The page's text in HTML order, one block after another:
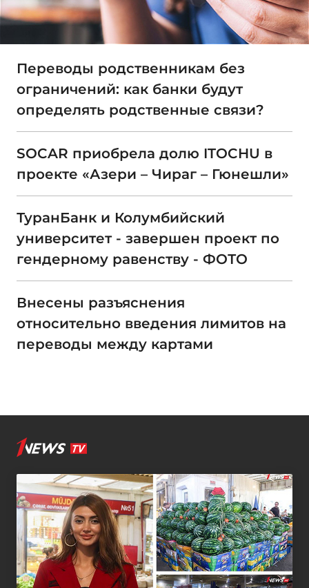
Переводы родственникам без
ограничений: как банки будут
определять родственные связи?
SOCAR приобрела долю ITOCHU в
проекте «Азери – Чираг – Гюнешли»
ТуранБанк и Колумбийский
университет - завершен проект по
гендерному равенству - ФОТО
Внесены разъяснения
относительно введения лимитов на
переводы между картами